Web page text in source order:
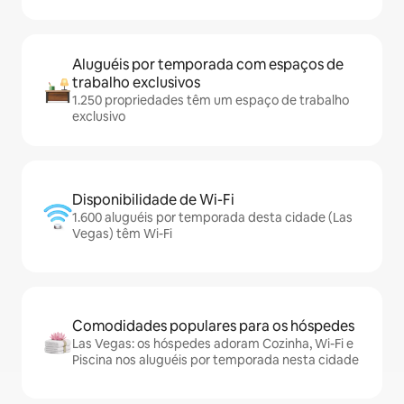
Aluguéis por temporada com espaços de
trabalho exclusivos
1.250 propriedades têm um espaço de trabalho
exclusivo
Disponibilidade de Wi-Fi
1.600 aluguéis por temporada desta cidade (Las
Vegas) têm Wi-Fi
Comodidades populares para os hóspedes
Las Vegas: os hóspedes adoram Cozinha, Wi-Fi e
Piscina nos aluguéis por temporada nesta cidade